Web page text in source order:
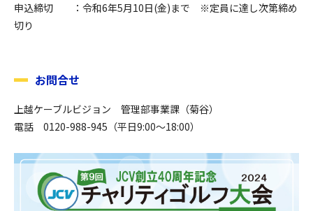
申込締切 ：令和6年5月10日(金)まで ※定員に達し次第締め
切り
お問合せ
上越ケーブルビジョン 管理部事業課（菊谷）
電話 0120-988-945（平日9:00～18:00）